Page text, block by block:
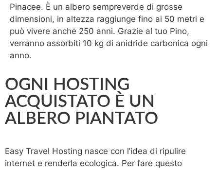
Pinacee. È un albero sempreverde di grosse
dimensioni, in altezza raggiunge fino ai 50 metri e
può vivere anche 250 anni. Grazie al tuo Pino,
verranno assorbiti 10 kg di anidride carbonica ogni
anno.
OGNI HOSTING
ACQUISTATO È UN
ALBERO PIANTATO
Easy Travel Hosting nasce con l’idea di ripulire
internet e renderla ecologica. Per fare questo